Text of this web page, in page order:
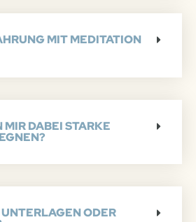
MIT MEDITATION
MIR DABEI STARKE
ODER